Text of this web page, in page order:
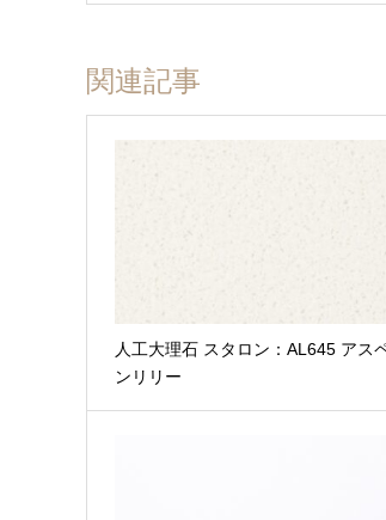
ファイル添付
関連記事
人工大理石 スタロン：AL645 アス
ンリリー